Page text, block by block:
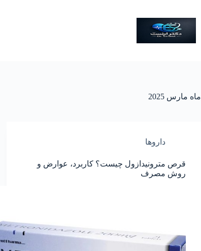
ماه مارس 2025
داروها
قرص مترونیدازول چیست؟ کاربرد، عوارض و
روش مصرف